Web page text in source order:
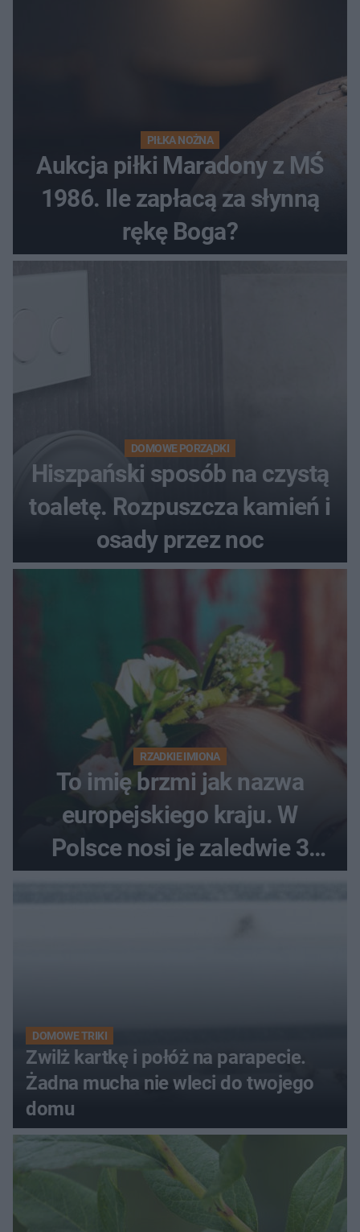
PIŁKA NOŻNA
Aukcja piłki Maradony z MŚ
1986. Ile zapłacą za słynną
rękę Boga?
DOMOWE PORZĄDKI
Hiszpański sposób na czystą
toaletę. Rozpuszcza kamień i
osady przez noc
RZADKIE IMIONA
To imię brzmi jak nazwa
europejskiego kraju. W
Polsce nosi je zaledwie 3
kobiety
DOMOWE TRIKI
Zwilż kartkę i połóż na parapecie.
Żadna mucha nie wleci do twojego
domu